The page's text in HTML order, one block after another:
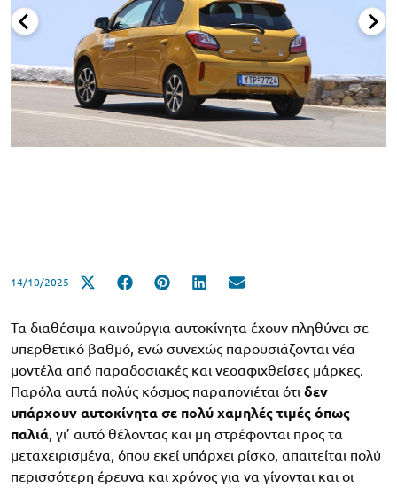
14/10/2025
Τα διαθέσιμα καινούργια αυτοκίνητα έχουν πληθύνει σε
υπερθετικό βαθμό, ενώ συνεχώς παρουσιάζονται νέα
μοντέλα από παραδοσιακές και νεοαφιχθείσες μάρκες.
Παρόλα αυτά πολύς κόσμος παραπονιέται ότι δεν
υπάρχουν αυτοκίνητα σε πολύ χαμηλές τιμές όπως
παλιά, γι’ αυτό θέλοντας και μη στρέφονται προς τα
μεταχειρισμένα, όπου εκεί υπάρχει ρίσκο, απαιτείται πολύ
περισσότερη έρευνα και χρόνος για να γίνονται και οι